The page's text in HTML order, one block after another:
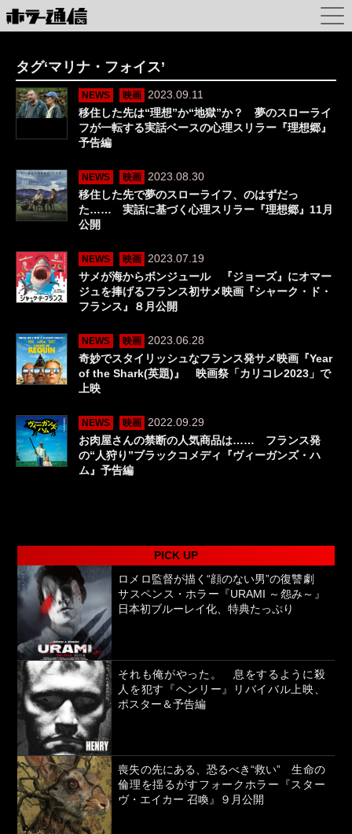
タグ‘マリナ・フォイス’
NEWS 映画
2023.09.11
移住した先は“理想”か“地獄”か？ 夢のスローライ
フが一転する実話ベースの心理スリラー『理想郷』
予告編
NEWS 映画
2023.08.30
移住した先で夢のスローライフ、のはずだっ
た…… 実話に基づく心理スリラー『理想郷』11月
公開
NEWS 映画
2023.07.19
サメが海からボンジュール 『ジョーズ』にオマー
ジュを捧げるフランス初サメ映画『シャーク・ド・
フランス』８月公開
NEWS 映画
2023.06.28
奇妙でスタイリッシュなフランス発サメ映画『Year
of the Shark(英題)』 映画祭「カリコレ2023」で
上映
NEWS 映画
2022.09.29
お肉屋さんの禁断の人気商品は…… フランス発
の“人狩り”ブラックコメディ『ヴィーガンズ・ハ
ム』予告編
PICK UP
ロメロ監督が描く“顔のない男”の復讐劇
サスペンス・ホラー『URAMI ～怨み～』
日本初ブルーレイ化、特典たっぷり
それも俺がやった。 息をするように殺
人を犯す『ヘンリー』リバイバル上映、
ポスター＆予告編
喪失の先にある、恐るべき“救い” 生命の
倫理を揺るがすフォークホラー『スター
ヴ・エイカー 召喚』９月公開